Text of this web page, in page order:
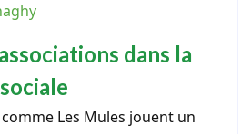
dans la
Les Mules jouent un